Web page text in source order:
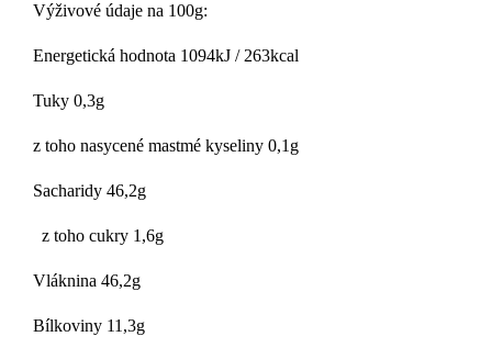
Výživové údaje na 100g:
Energetická hodnota 1094kJ / 263kcal
Tuky 0,3g
z toho nasycené mastmé kyseliny 0,1g
Sacharidy 46,2g
z toho cukry 1,6g
Vláknina 46,2g
Bílkoviny 11,3g